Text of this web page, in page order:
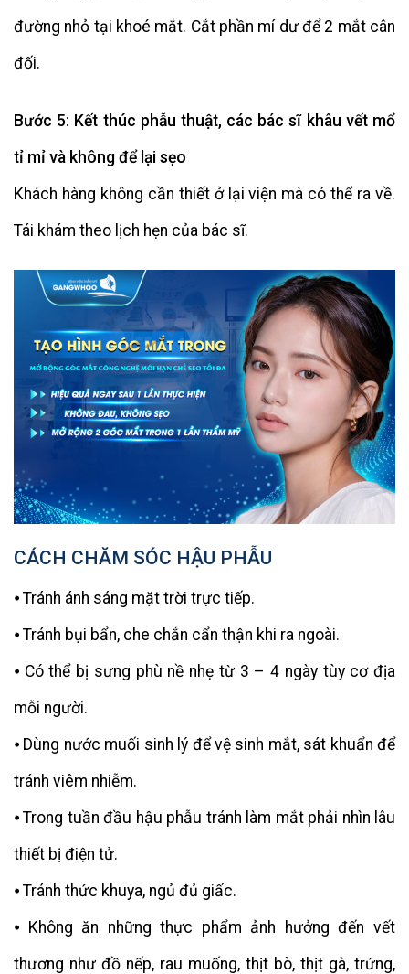
đường nhỏ tại khoé mắt. Cắt phần mí dư để 2 mắt cân
đối.
Bước 5: Kết thúc phẫu thuật, các bác sĩ khâu vết mổ
tỉ mỉ và không để lại sẹo
Khách hàng không cần thiết ở lại viện mà có thể ra về.
Tái khám theo lịch hẹn của bác sĩ.
CÁCH CHĂM SÓC HẬU PHẪU
⦁ Tránh ánh sáng mặt trời trực tiếp.
⦁ Tránh bụi bẩn, che chắn cẩn thận khi ra ngoài.
⦁ Có thể bị sưng phù nề nhẹ từ 3 – 4 ngày tùy cơ địa
mỗi người.
⦁ Dùng nước muối sinh lý để vệ sinh mắt, sát khuẩn để
tránh viêm nhiễm.
⦁ Trong tuần đầu hậu phẫu tránh làm mắt phải nhìn lâu
thiết bị điện tử.
⦁ Tránh thức khuya, ngủ đủ giấc.
⦁ Không ăn những thực phẩm ảnh hưởng đến vết
thương như đồ nếp, rau muống, thịt bò, thịt gà, trứng,